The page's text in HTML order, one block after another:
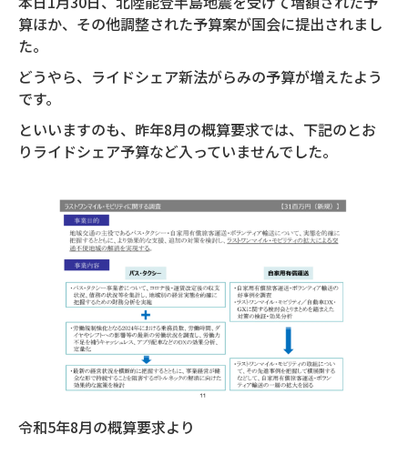
算ほか、その他調整された予算案が国会に提出されまし
た。
どうやら、ライドシェア新法がらみの予算が増えたよう
です。
といいますのも、昨年8月の概算要求では、下記のとお
りライドシェア予算など入っていませんでした。
令和5年8月の概算要求より